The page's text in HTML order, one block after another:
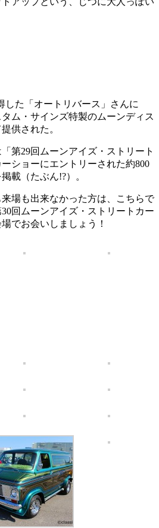
した「オートリバース」さんに
ム・サインズ特製のムーンディス
供された。
第29回ムーンアイズ・ストリート
ショーにエントリーされた約800
載（たぶん!?）。
場も出来なかった方は、こちらで
回ムーンアイズ・ストリートカー
でお会いしましょう！